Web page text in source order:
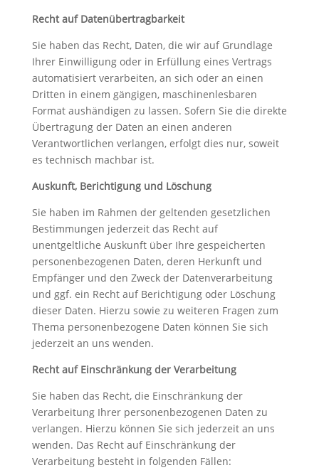
Recht auf Datenübertragbarkeit
Sie haben das Recht, Daten, die wir auf Grundlage
Ihrer Einwilligung oder in Erfüllung eines Vertrags
automatisiert verarbeiten, an sich oder an einen
Dritten in einem gängigen, maschinenlesbaren
Format aushändigen zu lassen. Sofern Sie die direkte
Übertragung der Daten an einen anderen
Verantwortlichen verlangen, erfolgt dies nur, soweit
es technisch machbar ist.
Auskunft, Berichtigung und Löschung
Sie haben im Rahmen der geltenden gesetzlichen
Bestimmungen jederzeit das Recht auf
unentgeltliche Auskunft über Ihre gespeicherten
personenbezogenen Daten, deren Herkunft und
Empfänger und den Zweck der Datenverarbeitung
und ggf. ein Recht auf Berichtigung oder Löschung
dieser Daten. Hierzu sowie zu weiteren Fragen zum
Thema personenbezogene Daten können Sie sich
jederzeit an uns wenden.
Recht auf Einschränkung der Verarbeitung
Sie haben das Recht, die Einschränkung der
Verarbeitung Ihrer personenbezogenen Daten zu
verlangen. Hierzu können Sie sich jederzeit an uns
wenden. Das Recht auf Einschränkung der
Verarbeitung besteht in folgenden Fällen: